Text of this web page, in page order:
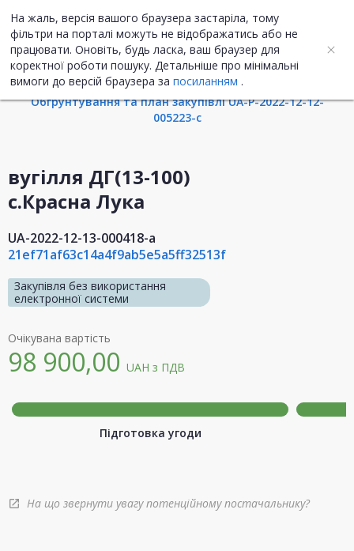
На жаль, версія вашого браузера застаріла, тому
фільтри на порталі можуть не відображатись або не
працювати. Оновіть, будь ласка, ваш браузер для
коректної роботи пошуку. Детальніше про мінімальні
вимоги до версій браузера за посиланням .
UA ENG
Інформація про закупівлю
Обгрунтування та план закупівлі UA-P-2022-12-12-
005223-c
вугілля ДГ(13-100)
с.Красна Лука
UA-2022-12-13-000418-a
21ef71af63c14a4f9ab5e5a5ff32513f
Закупівля без використання
електронної системи
Очікувана вартість
98 900,00 UAH з ПДВ
Підготовка угоди
open_in_new На що звернути увагу потенційному постачальнику?